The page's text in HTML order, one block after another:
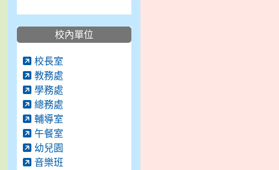
校內單位
校長室
教務處
學務處
總務處
輔導室
午餐室
幼兒園
音樂班